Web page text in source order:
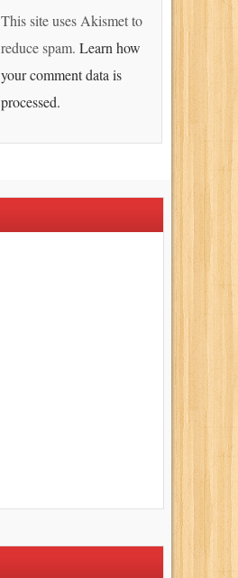
This site uses Akismet to
reduce spam. Learn how
your comment data is
processed.